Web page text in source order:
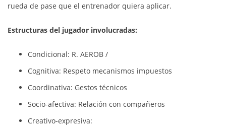
rueda de pase que el entrenador quiera aplicar.
Estructuras del jugador involucradas:
Condicional: R. AEROB /
Cognitiva: Respeto mecanismos impuestos
Coordinativa: Gestos técnicos
Socio-afectiva: Relación con compañeros
Creativo-expresiva: